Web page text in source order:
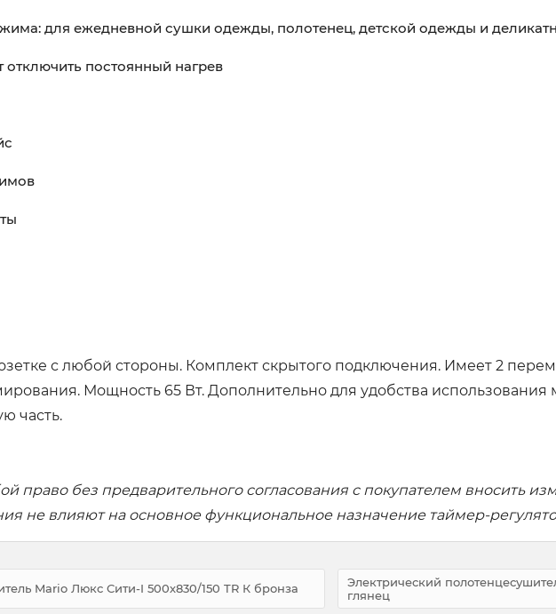
для ежедневной сушки одежды, полотенец, детской одежды и
постоянный нагрев
с любой стороны. Комплект скрытого подключения. Имеет 2
Мощность 65 Вт. Дополнительно для удобства использования
часть.
право без предварительного согласования с покупателем вносить
не влияют на основное функциональное назначение таймер-
Mario Люкс Сити-I 500х830/150 TR К бронза
Электрический
глянец